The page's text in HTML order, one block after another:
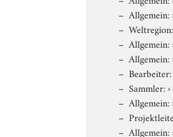
Allgemein:
Weltregion:
Allgemein:
Allgemein:
Bearbeiter:
Sammler:›
Allgemein:
Allgemein: